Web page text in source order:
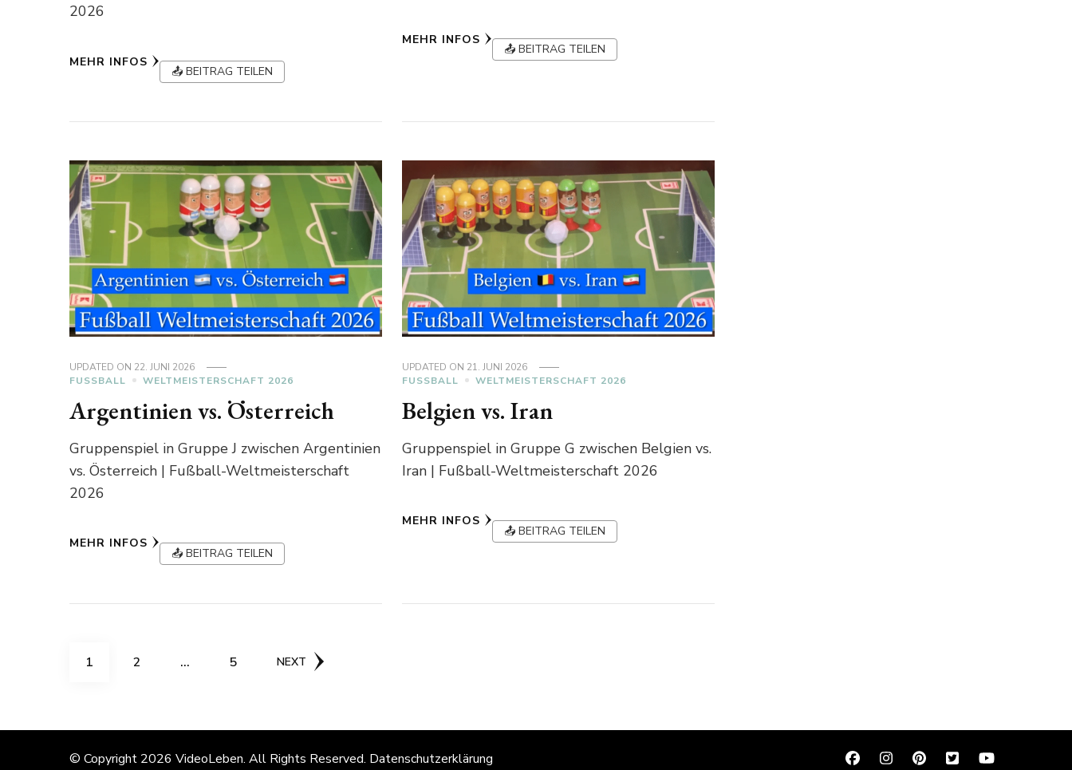
2026
MEHR INFOS
📤 BEITRAG TEILEN
MEHR INFOS
📤 BEITRAG TEILEN
UPDATED ON 22. JUNI 2026
FUSSBALL
WELTMEISTERSCHAFT 2026
Argentinien vs. Österreich
Gruppenspiel in Gruppe J zwischen Argentinien
vs. Österreich | Fußball-Weltmeisterschaft
2026
MEHR INFOS
📤 BEITRAG TEILEN
UPDATED ON 21. JUNI 2026
FUSSBALL
WELTMEISTERSCHAFT 2026
Belgien vs. Iran
Gruppenspiel in Gruppe G zwischen Belgien vs.
Iran | Fußball-Weltmeisterschaft 2026
MEHR INFOS
📤 BEITRAG TEILEN
Seitennummerierung
Beiträge
PAGE
1 PAGE
2 … PAGE
5 NEXT
© Copyright 2026 VideoLeben. All Rights Reserved. Datenschutzerklärung